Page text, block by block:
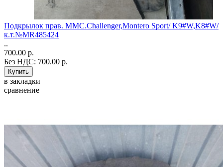
Подкрылок прав. MMС.Challenger,Montero Sport/ K9#W,K8#W/
к.т.№MR485424
..
700.00 р.
Без НДС: 700.00 р.
в закладки
сравнение